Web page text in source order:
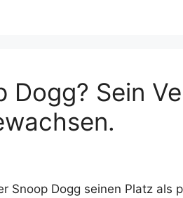
Dogg? Sein
Snoop Dogg seinen Platz als